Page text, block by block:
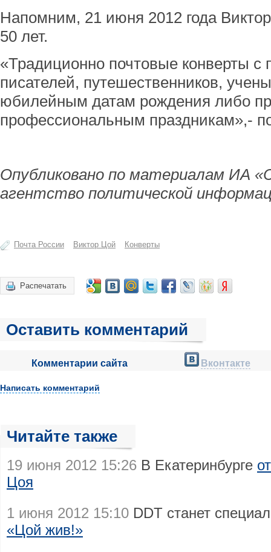
Напомним, 21 июня 2012 года
50 лет.
«Традиционно почтовые конверты с
писателей, путешественников,
юбилейным датам рождения либо
профессиональным праздникам»,-
Опубликовано по материалам ИА
агентство политической
Почта России Виктор Цой Конверты
Распечатать
Оставить комментарий
Комментарии сайта Вконтакте
Написать комментарий
Читайте также
19 июня 2012 15:26 В Екатеринбурге
Цоя
1 июня 2012 15:10 DDT станет
«Цой жив!»